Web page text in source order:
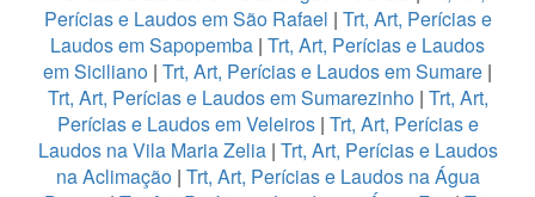
Perícias e Laudos em São Rafael | Trt, Art, Perícias e
Laudos em Sapopemba | Trt, Art, Perícias e Laudos
em Siciliano | Trt, Art, Perícias e Laudos em Sumare |
Trt, Art, Perícias e Laudos em Sumarezinho| Trt, Art,
Perícias e Laudos em Veleiros| Trt, Art, Perícias e
Laudos na Vila Maria Zelia| Trt, Art, Perícias e Laudos
na Aclimação| Trt, Art, Perícias e Laudos na Água